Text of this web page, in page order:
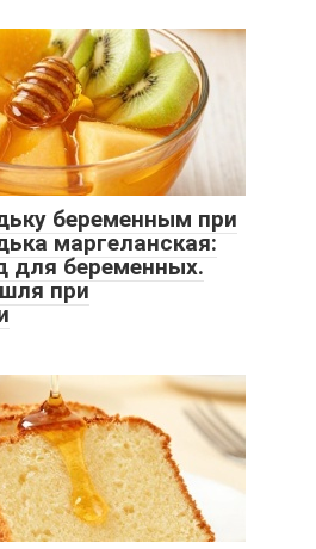
беременным при
маргеланская:
для беременных.
при